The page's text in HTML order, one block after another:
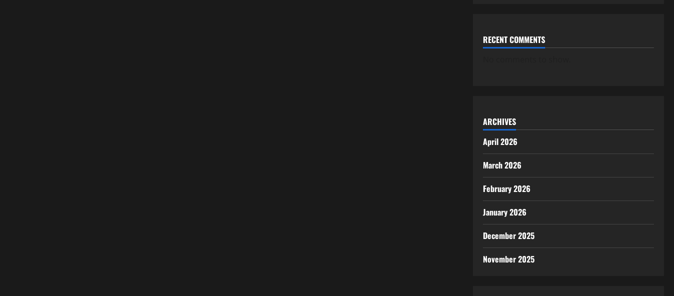
RECENT COMMENTS
ARCHIVES
April 2026
March 2026
February 2026
January 2026
December 2025
November 2025